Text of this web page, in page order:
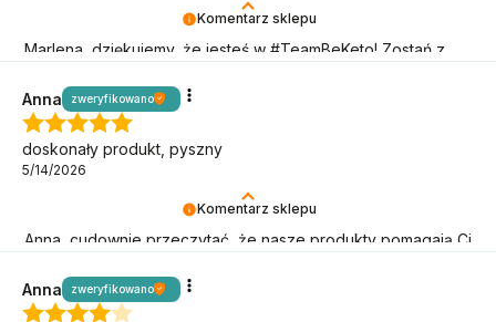
Komentarz sklepu
Marlena, dziękujemy, że jesteś w #TeamBeKeto! Zostań z
Komentarz sklepu
Anna, cudownie przeczytać, że nasze produkty pomagają Ci
Anna zweryfikowano
doskonały produkt, pyszny
5/14/2026
Anna zweryfikowano